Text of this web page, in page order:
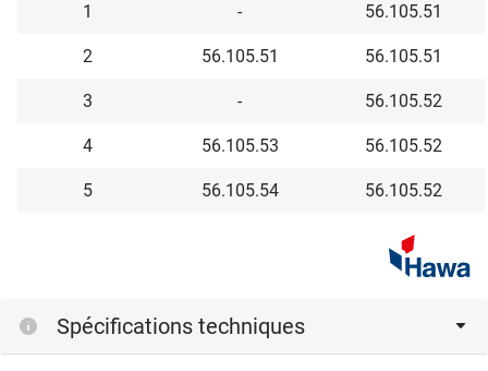
1 - 56.105.51
2 56.105.51 56.105.51
3 - 56.105.52
4 56.105.53 56.105.52
5 56.105.54 56.105.52
Spécifications techniques